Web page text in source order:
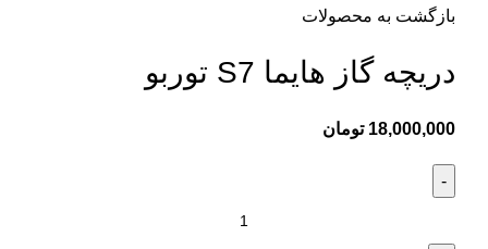
بازگشت به محصولات
دریچه گاز هایما S7 توربو
18,000,000 تومان